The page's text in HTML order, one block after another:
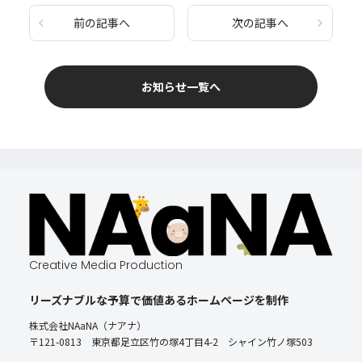
前の記事へ 次の記事へ
お知らせ一覧へ
Creative Media Production
リーズナブルな予算で価値あるホームページを制作
株式会社NAaNA（ナアナ）
〒121-0813 東京都足立区竹の塚4丁目4-2 シャイン竹ノ塚503